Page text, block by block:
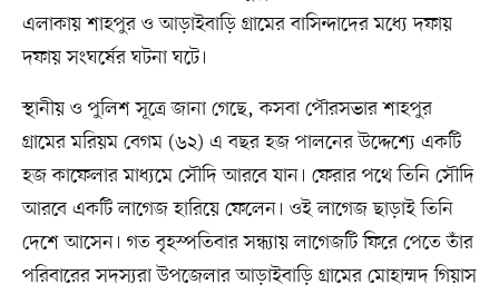
এলাকায় শাহপুর ও আড়াইবাড়ি গ্রামের বাসিন্দাদের মধ্যে দফায়
দফায় সংঘর্ষের ঘটনা ঘটে।
স্থানীয় ও পুলিশ সূত্রে জানা গেছে, কসবা পৌরসভার শাহপুর
গ্রামের মরিয়ম বেগম (৬২) এ বছর হজ পালনের উদ্দেশ্যে একটি
হজ কাফেলার মাধ্যমে সৌদি আরবে যান। ফেরার পথে তিনি সৌদি
আরবে একটি লাগেজ হারিয়ে ফেলেন। ওই লাগেজ ছাড়াই তিনি
দেশে আসেন। গত বৃহস্পতিবার সন্ধ্যায় লাগেজটি ফিরে পেতে তাঁর
পরিবারের সদস্যরা উপজেলার আড়াইবাড়ি গ্রামের মোহাম্মদ গিয়াস